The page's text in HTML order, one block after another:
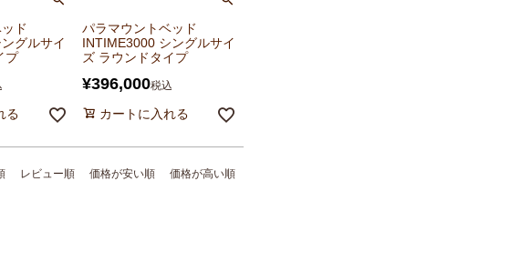
ド
グルサイ
プ
る
パラマウントベッド
INTIME3000 シングルサイ
ズ ラウンドタイプ
¥396,000税込
カートに入れる
レビュー順 価格が安い順 価格が高い順